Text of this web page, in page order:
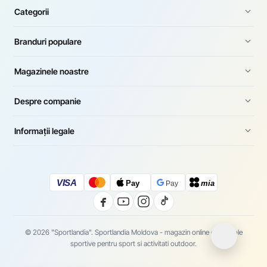
Categorii
Branduri populare
Magazinele noastre
Despre companie
Informații legale
VISA Pay Pay mia
© 2026 "Sportlandia". Sportlandia Moldova - magazin online de articole
sportive pentru sport si activitati outdoor.